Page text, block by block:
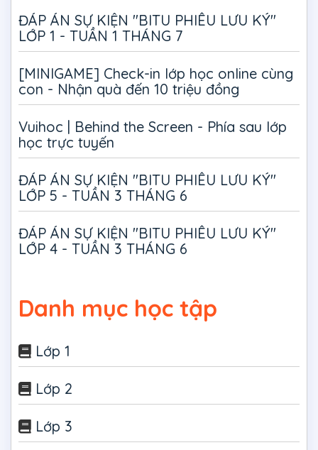
ĐÁP ÁN SỰ KIỆN "BITU PHIÊU LƯU KÝ"
LỚP 1 - TUẦN 1 THÁNG 7
[MINIGAME] Check-in lớp học online cùng
con - Nhận quà đến 10 triệu đồng
Vuihoc | Behind the Screen - Phía sau lớp
học trực tuyến
ĐÁP ÁN SỰ KIỆN "BITU PHIÊU LƯU KÝ"
LỚP 5 - TUẦN 3 THÁNG 6
ĐÁP ÁN SỰ KIỆN "BITU PHIÊU LƯU KÝ"
LỚP 4 - TUẦN 3 THÁNG 6
Danh mục học tập
Lớp 1
Lớp 2
Lớp 3